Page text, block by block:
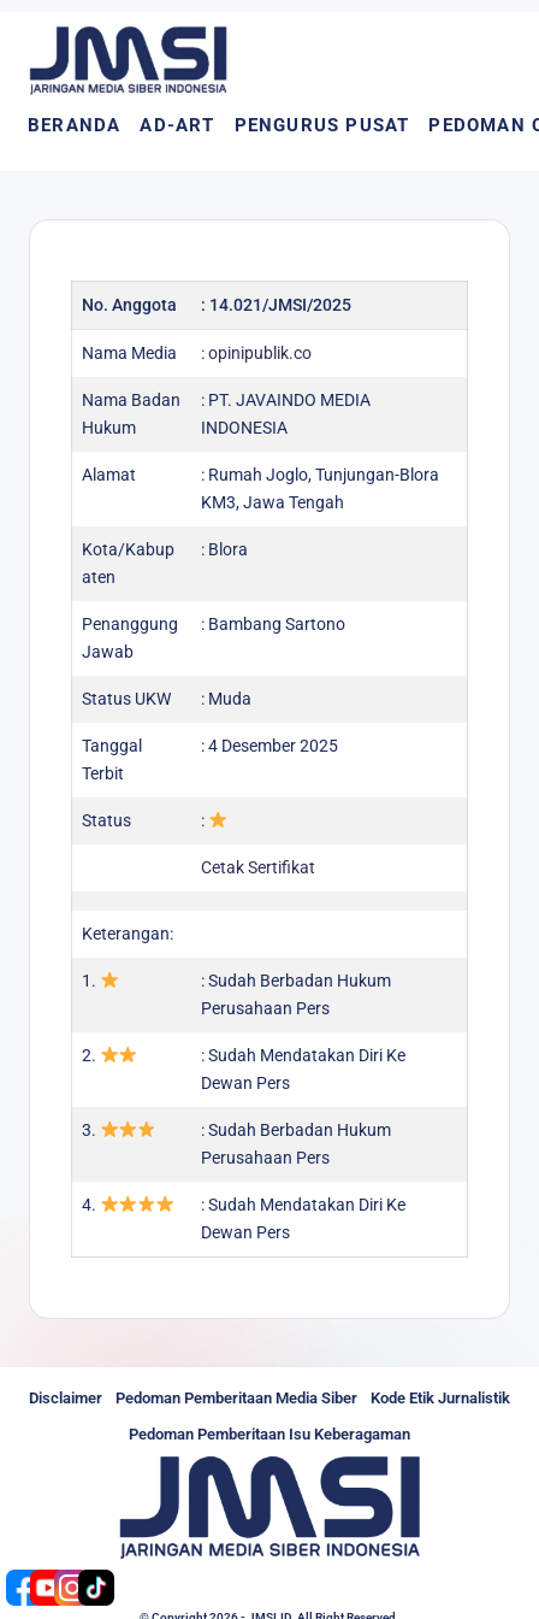
BERANDA AD-ART PENGURUS PUSAT PEDOMAN
No. Anggota : 14.021/JMSI/2025
Nama Media :opinipublik.co
Nama Badan
Hukum
: PT. JAVAINDO MEDIA
INDONESIA
Alamat
: Rumah Joglo, Tunjungan-Blora
KM3, Jawa Tengah
Kota/Kabup
aten
: Blora
Penanggung
Jawab
: Bambang Sartono
Status UKW : Muda
Tanggal
Terbit
: 4 Desember 2025
Status :
Cetak Sertifikat
Keterangan:
1.
: Sudah Berbadan Hukum
Perusahaan Pers
2.
: Sudah Mendatakan Diri Ke
Dewan Pers
3.
: Sudah Berbadan Hukum
Perusahaan Pers
4.
: Sudah Mendatakan Diri Ke
Dewan Pers
Disclaimer Pedoman Pemberitaan Media Siber
Kode Etik Jurnalistik
Pedoman Pemberitaan Isu Keberagaman